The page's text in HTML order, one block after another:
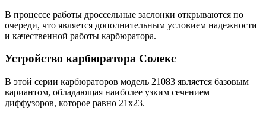
В процессе работы дроссельные заслонки открываются по
очереди, что является дополнительным условием надежности
и качественной работы карбюратора.
Устройство карбюратора Солекс
В этой серии карбюраторов модель 21083 является базовым
вариантом, обладающая наиболее узким сечением
диффузоров, которое равно 21х23.